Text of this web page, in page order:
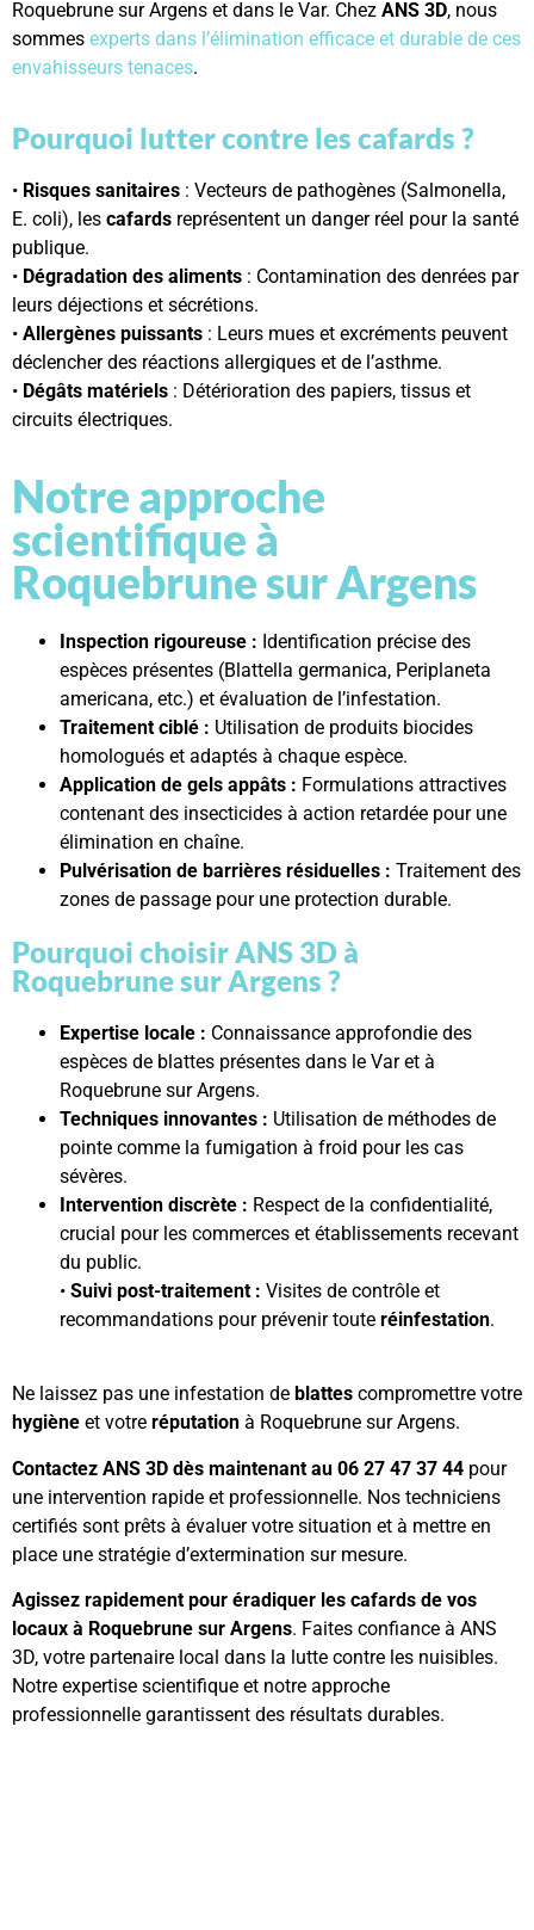
Roquebrune sur Argens et dans le Var. Chez ANS 3D, nous
sommes experts dans l’élimination efficace et durable de ces
envahisseurs tenaces.
Pourquoi lutter contre les cafards ?
• Risques sanitaires : Vecteurs de pathogènes (Salmonella,
E. coli), les cafards représentent un danger réel pour la santé
publique.
• Dégradation des aliments : Contamination des denrées par
leurs déjections et sécrétions.
• Allergènes puissants : Leurs mues et excréments peuvent
déclencher des réactions allergiques et de l’asthme.
• Dégâts matériels : Détérioration des papiers, tissus et
circuits électriques.
Notre approche
scientifique à
Roquebrune sur Argens
Inspection rigoureuse : Identification précise des
espèces présentes (Blattella germanica, Periplaneta
americana, etc.) et évaluation de l’infestation.
Traitement ciblé : Utilisation de produits biocides
homologués et adaptés à chaque espèce.
Application de gels appâts : Formulations attractives
contenant des insecticides à action retardée pour une
élimination en chaîne.
Pulvérisation de barrières résiduelles : Traitement des
zones de passage pour une protection durable.
Pourquoi choisir ANS 3D à
Roquebrune sur Argens ?
Expertise locale : Connaissance approfondie des
espèces de blattes présentes dans le Var et à
Roquebrune sur Argens.
Techniques innovantes : Utilisation de méthodes de
pointe comme la fumigation à froid pour les cas
sévères.
Intervention discrète : Respect de la confidentialité,
crucial pour les commerces et établissements recevant
du public.
• Suivi post-traitement : Visites de contrôle et
recommandations pour prévenir toute réinfestation.
Ne laissez pas une infestation de blattes compromettre votre
hygiène et votre réputation à Roquebrune sur Argens.
Contactez ANS 3D dès maintenant au 06 27 47 37 44 pour
une intervention rapide et professionnelle. Nos techniciens
certifiés sont prêts à évaluer votre situation et à mettre en
place une stratégie d’extermination sur mesure.
Agissez rapidement pour éradiquer les cafards de vos
locaux à Roquebrune sur Argens. Faites confiance à ANS
3D, votre partenaire local dans la lutte contre les nuisibles.
Notre expertise scientifique et notre approche
professionnelle garantissent des résultats durables.